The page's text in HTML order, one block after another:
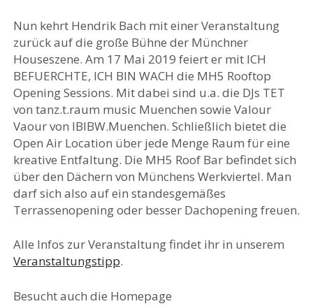
Nun kehrt Hendrik Bach mit einer Veranstaltung
zurück auf die große Bühne der Münchner
Houseszene. Am 17 Mai 2019 feiert er mit ICH
BEFUERCHTE, ICH BIN WACH die MH5 Rooftop
Opening Sessions. Mit dabei sind u.a. die DJs TET
von tanz.t.raum music Muenchen sowie Valour
Vaour von IBIBW.Muenchen. Schließlich bietet die
Open Air Location über jede Menge Raum für eine
kreative Entfaltung. Die MH5 Roof Bar befindet sich
über den Dächern von Münchens Werkviertel. Man
darf sich also auf ein standesgemäßes
Terrassenopening oder besser Dachopening freuen.
Alle Infos zur Veranstaltung findet ihr in unserem
Veranstaltungstipp.
Besucht auch die Homepage